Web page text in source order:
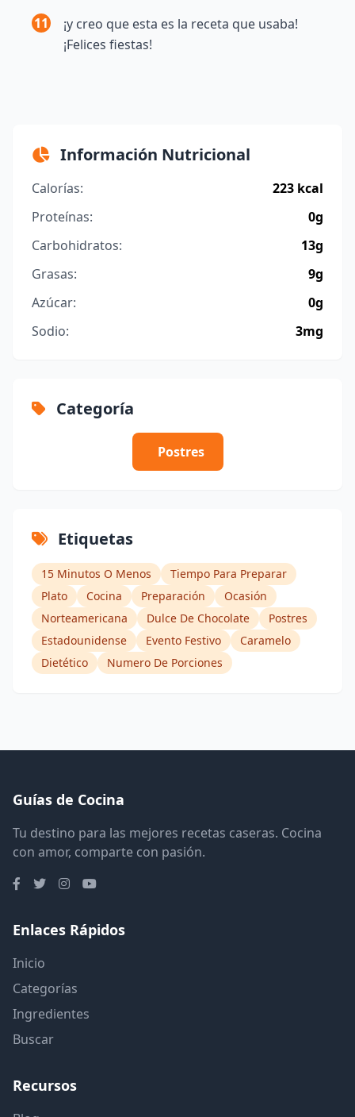
11
¡y creo que esta es la receta que usaba!
¡Felices fiestas!
Información Nutricional
Calorías:
223 kcal
Proteínas:
0g
Carbohidratos:
13g
Grasas:
9g
Azúcar:
0g
Sodio:
3mg
Categoría
Postres
Etiquetas
15 Minutos O Menos
Tiempo Para Preparar
Plato
Cocina Preparación
Ocasión
Norteamericana
Dulce De Chocolate
Postres
Estadounidense
Evento Festivo
Caramelo
Dietético
Numero De Porciones
Guías de Cocina
Tu destino para las mejores recetas caseras. Cocina
con amor, comparte con pasión.
Enlaces Rápidos
Inicio
Categorías
Ingredientes
Buscar
Recursos